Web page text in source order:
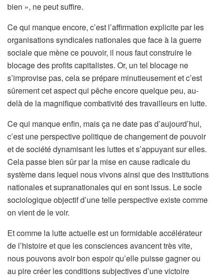
bien », ne peut suffire.
Ce qui manque encore, c’est l’affirmation explicite par les
organisations syndicales nationales que face à la guerre
sociale que mène ce pouvoir, il nous faut construire le
blocage des profits capitalistes. Or, un tel blocage ne
s’improvise pas, cela se prépare minutieusement et c’est
sûrement cet aspect qui pêche encore quelque peu, au-
delà de la magnifique combativité des travailleurs en lutte.
Ce qui manque enfin, mais ça ne date pas d’aujourd’hui,
c’est une perspective politique de changement de pouvoir
et de société dynamisant les luttes et s’appuyant sur elles.
Cela passe bien sûr par la mise en cause radicale du
système dans lequel nous vivons ainsi que des institutions
nationales et supranationales qui en sont issus. Le socle
sociologique objectif d’une telle perspective existe comme
on vient de le voir.
Et comme la lutte actuelle est un formidable accélérateur
de l’histoire et que les consciences avancent très vite,
nous pouvons avoir bon espoir qu’elle puisse gagner ou
au pire créer les conditions subjectives d’une victoire